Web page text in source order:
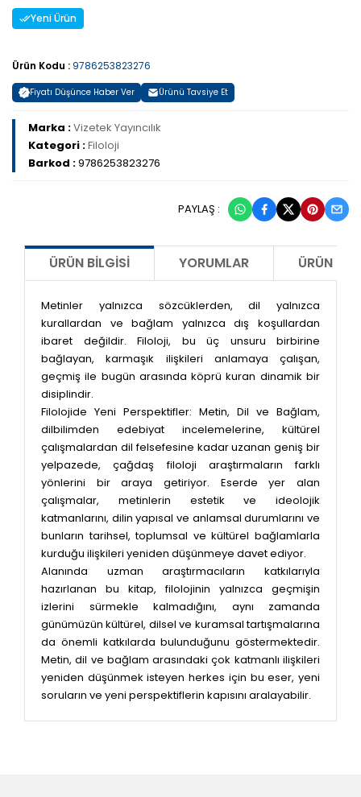
Yeni Ürün
Ürün Kodu : 9786253823276
Fiyatı Düşünce Haber Ver Ürünü Tavsiye Et
Marka :Vizetek Yayıncılık
Kategori :Filoloji
Barkod :9786253823276
PAYLAŞ :
ÜRÜN BILGISI YORUMLAR ÜRÜN
Metinler yalnızca sözcüklerden, dil yalnızca
kurallardan ve bağlam yalnızca dış koşullardan
ibaret değildir. Filoloji, bu üç unsuru birbirine
bağlayan, karmaşık ilişkileri anlamaya çalışan,
geçmiş ile bugün arasında köprü kuran dinamik bir
disiplindir.
Filolojide Yeni Perspektifler: Metin, Dil ve Bağlam,
dilbilimden edebiyat incelemelerine, kültürel
çalışmalardan dil felsefesine kadar uzanan geniş bir
yelpazede, çağdaş filoloji araştırmaların farklı
yönlerini bir araya getiriyor. Eserde yer alan
çalışmalar, metinlerin estetik ve ideolojik
katmanlarını, dilin yapısal ve anlamsal durumlarını ve
bunların tarihsel, toplumsal ve kültürel bağlamlarla
kurduğu ilişkileri yeniden düşünmeye davet ediyor.
Alanında uzman araştırmacıların katkılarıyla
hazırlanan bu kitap, filolojinin yalnızca geçmişin
izlerini sürmekle kalmadığını, aynı zamanda
günümüzün kültürel, dilsel ve kuramsal tartışmalarına
da önemli katkılarda bulunduğunu göstermektedir.
Metin, dil ve bağlam arasındaki çok katmanlı ilişkileri
yeniden düşünmek isteyen herkes için bu eser, yeni
soruların ve yeni perspektiflerin kapısını aralayabilir.